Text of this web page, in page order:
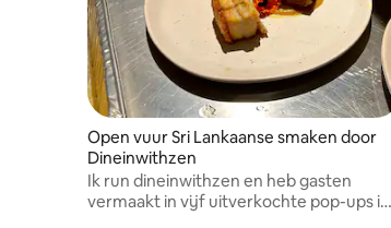
Open vuur Sri Lankaanse smaken door
Dineinwithzen
Ik run dineinwithzen en heb gasten
vermaakt in vijf uitverkochte pop-ups in